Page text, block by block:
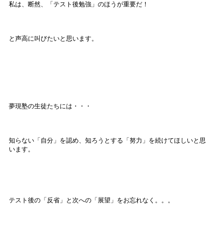
私は、断然、「テスト後勉強」のほうが重要だ！
と声高に叫びたいと思います。
夢現塾の生徒たちには・・・
知らない「自分」を認め、知ろうとする「努力」を続けてほしいと思
います。
テスト後の「反省」と次への「展望」をお忘れなく。。。